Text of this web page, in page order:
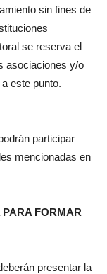
sin fines de
se reserva el
asociaciones y/o
este punto.
participar
mencionadas en
FORMAR
presentar la